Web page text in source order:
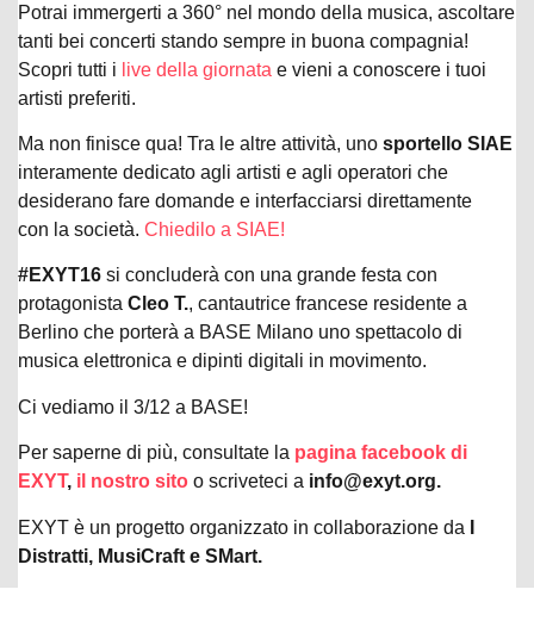
Potrai immergerti a 360° nel mondo della musica, ascoltare
tanti bei concerti stando sempre in buona compagnia!
Scopri tutti i live della giornata e vieni a conoscere i tuoi
artisti preferiti.
Ma non finisce qua! Tra le altre attività, uno sportello SIAE
interamente dedicato agli artisti e agli operatori che
desiderano fare domande e interfacciarsi direttamente
con la società. Chiedilo a SIAE!
#EXYT16 si concluderà con una grande festa con
protagonista Cleo T., cantautrice francese residente a
Berlino che porterà a BASE Milano uno spettacolo di
musica elettronica e dipinti digitali in movimento.
Ci vediamo il 3/12 a BASE!
Per saperne di più, consultate la pagina facebook di
EXYT, il nostro sito o scriveteci a info@exyt.org.
EXYT è un progetto organizzato in collaborazione da
Distratti, MusiCraft e SMart.